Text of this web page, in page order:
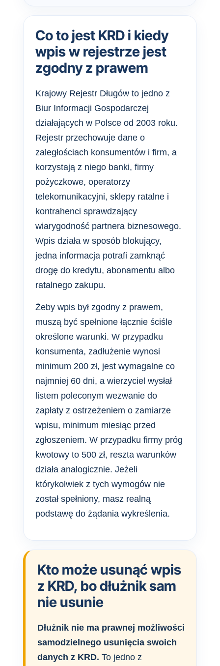
Co to jest KRD i kiedy
wpis w rejestrze jest
zgodny z prawem
Krajowy Rejestr Długów to jedno z
Biur Informacji Gospodarczej
działających w Polsce od 2003 roku.
Rejestr przechowuje dane o
zaległościach konsumentów i firm, a
korzystają z niego banki, firmy
pożyczkowe, operatorzy
telekomunikacyjni, sklepy ratalne i
kontrahenci sprawdzający
wiarygodność partnera biznesowego.
Wpis działa w sposób blokujący,
jedna informacja potrafi zamknąć
drogę do kredytu, abonamentu albo
ratalnego zakupu.
Żeby wpis był zgodny z prawem,
muszą być spełnione łącznie ściśle
określone warunki. W przypadku
konsumenta, zadłużenie wynosi
minimum 200 zł, jest wymagalne co
najmniej 60 dni, a wierzyciel wysłał
listem poleconym wezwanie do
zapłaty z ostrzeżeniem o zamiarze
wpisu, minimum miesiąc przed
zgłoszeniem. W przypadku firmy próg
kwotowy to 500 zł, reszta warunków
działa analogicznie. Jeżeli
którykolwiek z tych wymogów nie
został spełniony, masz realną
podstawę do żądania wykreślenia.
Kto może usunąć wpis
z KRD, bo dłużnik sam
nie usunie
Dłużnik nie ma prawnej możliwości
samodzielnego usunięcia swoich
danych z KRD. To jedno z